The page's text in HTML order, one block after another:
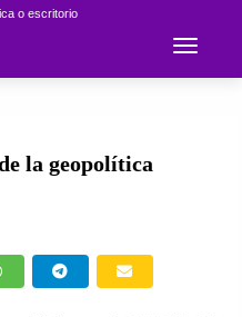
o escritorio
Toggle
la geopolítica